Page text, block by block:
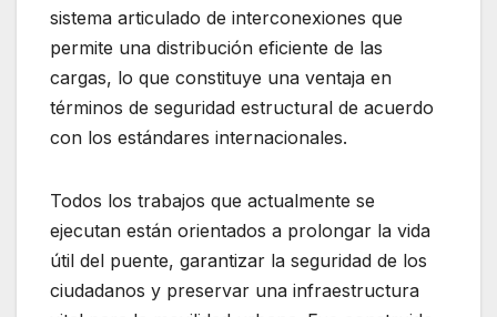
sistema articulado de interconexiones que
permite una distribución eficiente de las
cargas, lo que constituye una ventaja en
términos de seguridad estructural de acuerdo
con los estándares internacionales.
Todos los trabajos que actualmente se
ejecutan están orientados a prolongar la vida
útil del puente, garantizar la seguridad de los
ciudadanos y preservar una infraestructura